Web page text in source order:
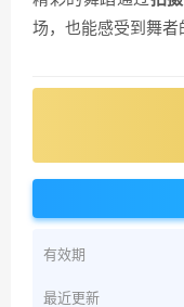
场，也能感受到舞者
有效期
最近更新